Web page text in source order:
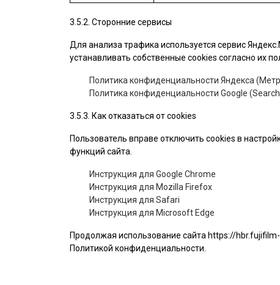
3.5.2. Сторонние сервисы
Для анализа трафика используется сервис
устанавливать собственные cookies согласно их
Политика конфиденциальности Яндекса
Политика конфиденциальности Google
3.5.3. Как отказаться от cookies
Пользователь вправе отключить cookies в
функций сайта.
Инструкция для Google Chrome
Инструкция для Mozilla Firefox
Инструкция для Safari
Инструкция для Microsoft Edge
Продолжая использование сайта https://
Политикой конфиденциальности.